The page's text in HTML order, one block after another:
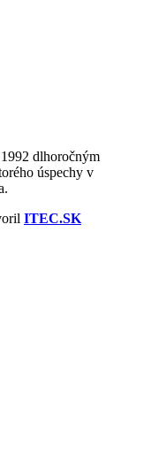
dlhoročným
úspechy v
ITEC.SK